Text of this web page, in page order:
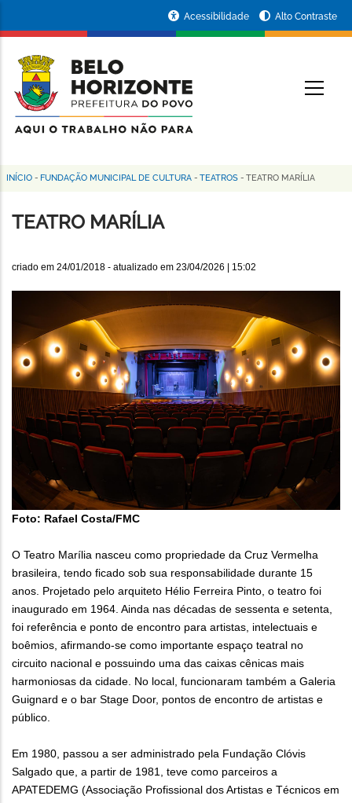
conteúdo
principal
da
Prefeitura
de
Horizonte
Acessibilidade Alto Contraste
Trilha
de
INÍCIO - FUNDAÇÃO MUNICIPAL DE CULTURA - TEATROS - TEATRO MARÍLIA
TEATRO MARÍLIA
criado em 24/01/2018 - atualizado em 23/04/2026 | 15:02
Foto: Rafael Costa/FMC
O Teatro Marília nasceu como propriedade da Cruz Vermelha
brasileira, tendo ficado sob sua responsabilidade durante 15
anos. Projetado pelo arquiteto Hélio Ferreira Pinto, o teatro foi
inaugurado em 1964. Ainda nas décadas de sessenta e setenta,
foi referência e ponto de encontro para artistas, intelectuais e
boêmios, afirmando-se como importante espaço teatral no
circuito nacional e possuindo uma das caixas cênicas mais
harmoniosas da cidade. No local, funcionaram também a Galeria
Guignard e o bar Stage Door, pontos de encontro de artistas e
público.
Em 1980, passou a ser administrado pela Fundação Clóvis
Salgado que, a partir de 1981, teve como parceiros a
APATEDEMG (Associação Profissional dos Artistas e Técnicos em